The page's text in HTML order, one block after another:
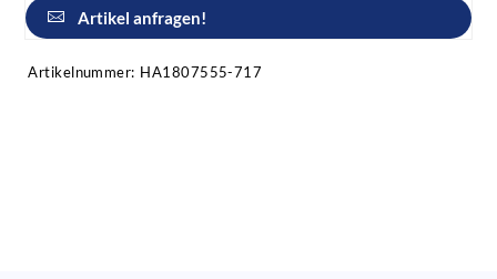
Artikel anfragen!
Artikelnummer: HA1807555-717